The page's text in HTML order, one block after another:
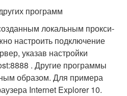
программ
локальным прокси-
настроить подключение
указав настройки
. Другие программы
образом. Для примера
Internet Explorer 10.